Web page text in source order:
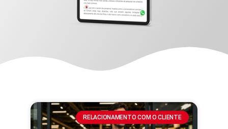
RELACIONAMENTO COM O CLIENTE